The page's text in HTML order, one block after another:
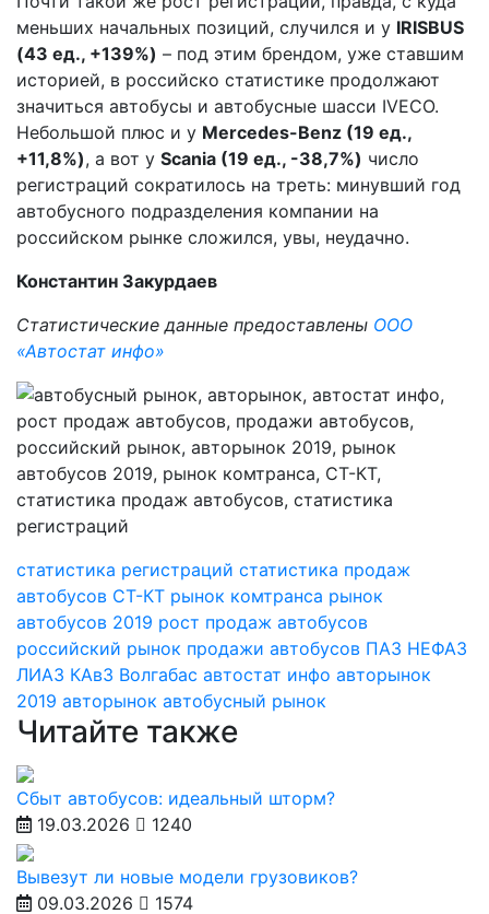
меньших начальных позиций, случился и у IRISBUS
(43 ед., +139%) – под этим брендом, уже ставшим
историей, в российско статистике продолжают
значиться автобусы и автобусные шасси IVECO.
Небольшой плюс и у Mercedes-Benz (19 ед.,
+11,8%), а вот у Scania (19 ед., -38,7%) число
регистраций сократилось на треть: минувший год
автобусного подразделения компании на
российском рынке сложился, увы, неудачно.
Константин Закурдаев
Статистические данные предоставлены ООО
«Автостат инфо»
статистика регистраций статистика продаж
автобусов СТ-КТ рынок комтранса рынок
автобусов 2019 рост продаж автобусов
российский рынок продажи автобусов ПАЗ НЕФАЗ
ЛИАЗ КАвЗ Волгабас автостат инфо авторынок
2019 авторынок автобусный рынок
Читайте также
Сбыт автобусов: идеальный шторм?
19.03.2026
1240
Вывезут ли новые модели грузовиков?
09.03.2026
1574